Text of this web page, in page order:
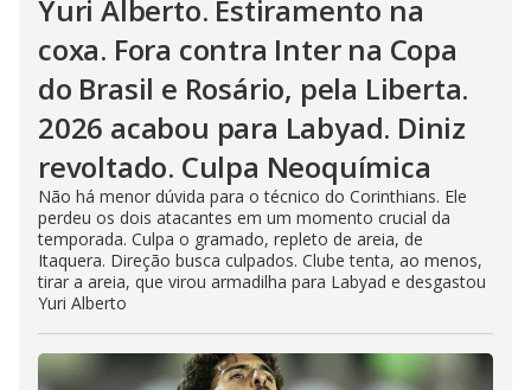
Yuri Alberto. Estiramento na
coxa. Fora contra Inter na Copa
do Brasil e Rosário, pela Liberta.
2026 acabou para Labyad. Diniz
revoltado. Culpa Neoquímica
Não há menor dúvida para o técnico do Corinthians. Ele
perdeu os dois atacantes em um momento crucial da
temporada. Culpa o gramado, repleto de areia, de
Itaquera. Direção busca culpados. Clube tenta, ao menos,
tirar a areia, que virou armadilha para Labyad e desgastou
Yuri Alberto